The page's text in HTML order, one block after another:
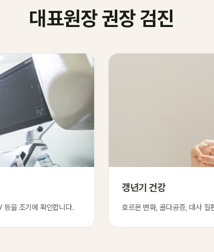
대표원장 권장 검진
등을 조기에 확인합니다.
갱년기 건강
호르몬 변화, 골다공증, 대사 질